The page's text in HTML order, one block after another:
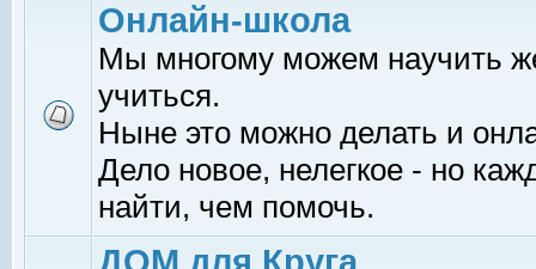
Онлайн-школа
Мы многому можем научить
учиться.
Ныне это можно делать и
Дело новое, нелегкое - но
найти, чем помочь.